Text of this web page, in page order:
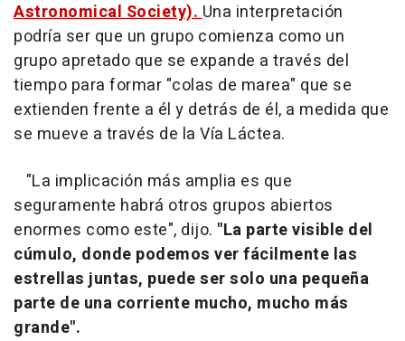
Astronomical Society).Una interpretación
podría ser que un grupo comienza como un
grupo apretado que se expande a través del
tiempo para formar "colas de marea" que se
extienden frente a él y detrás de él, a medida que
se mueve a través de la Vía Láctea.
"La implicación más amplia es que
seguramente habrá otros grupos abiertos
enormes como este", dijo. "La parte visible del
cúmulo, donde podemos ver fácilmente las
estrellas juntas, puede ser solo una pequeña
parte de una corriente mucho, mucho más
grande".